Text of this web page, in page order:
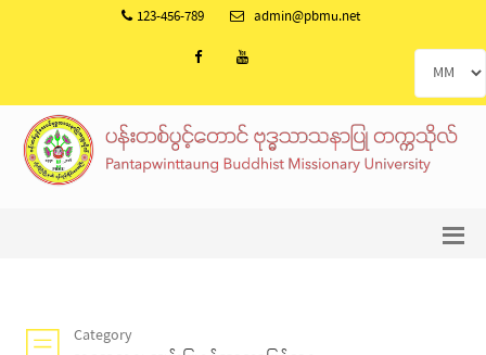
123-456-789 admin@pbmu.net
Category